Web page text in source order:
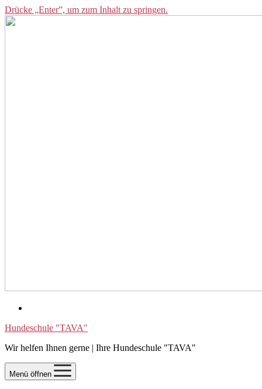
Drücke „Enter”, um zum Inhalt zu springen.
Hundeschule "TAVA"
Wir helfen Ihnen gerne | Ihre Hundeschule "TAVA"
Menü öffnen